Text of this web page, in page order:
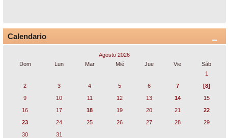
Calendario
Agosto 2026
Dom
Lun Mar Mié Jue Vie
Sáb
1
2
3 4 5 6 7
[8]
9
10 11 12 13 14
15
16
17 18 19 20 21
22
23
24 25 26 27 28
29
30
31